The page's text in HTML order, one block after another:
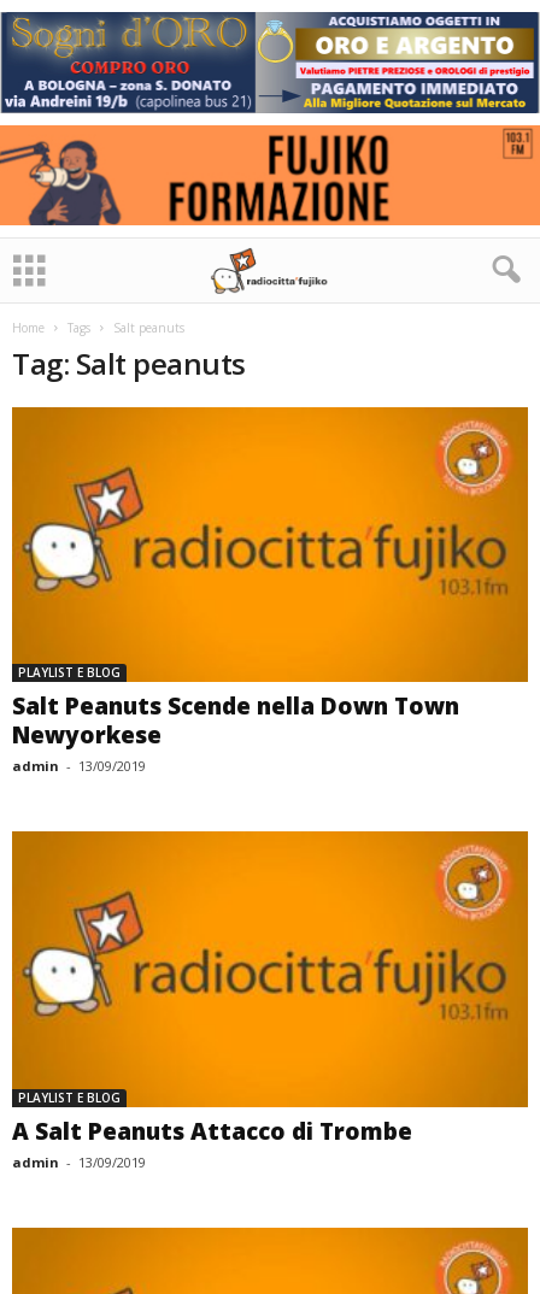
Home Tags Salt peanuts
Tag: Salt peanuts
PLAYLIST E BLOG
Salt Peanuts Scende nella Down Town
Newyorkese
admin - 13/09/2019
PLAYLIST E BLOG
A Salt Peanuts Attacco di Trombe
admin - 13/09/2019